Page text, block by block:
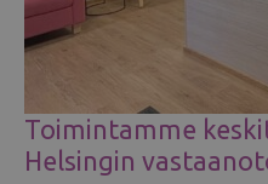
Toimintamme
Helsingin